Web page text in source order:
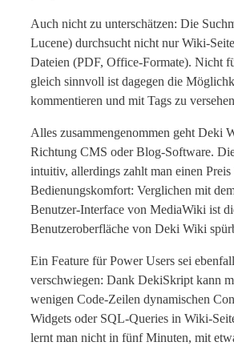
Auch nicht zu unterschätzen: Die
Lucene) durchsucht nicht nur Wiki-
Dateien (PDF, Office-Formate). Nicht
gleich sinnvoll ist dagegen die
kommentieren und mit Tags zu
Alles zusammengenommen geht Deki
Richtung CMS oder Blog-Software.
intuitiv, allerdings zahlt man einen Preis
Bedienungskomfort: Verglichen mit
Benutzer-Interface von MediaWiki ist
Benutzeroberfläche von Deki Wiki
Ein Feature für Power Users sei
verschwiegen: Dank DekiSkript kann
wenigen Code-Zeilen dynamischen
Widgets oder SQL-Queries in Wiki-
lernt man nicht in fünf Minuten, mit